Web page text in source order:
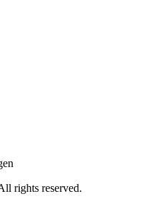
rights reserved.